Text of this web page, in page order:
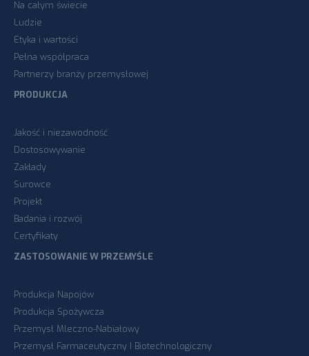
Na całym świecie
Ludzie
Etyka i wartości
Pełna współpraca
Partnerzy branży przemysłowej
PRODUKCJA
Jakość i niezawodność
Dostosowywanie
Zakłady
Surowce
Projekt
Badania i rozwój
Certyfikaty
ZASTOSOWANIE W PRZEMYŚLE
Produkcja Napojów
Produkcja Spożywcza
Przemysł Mleczno-Nabiałowy
Przemysł Farmaceutyczny I Biotechnologiczny